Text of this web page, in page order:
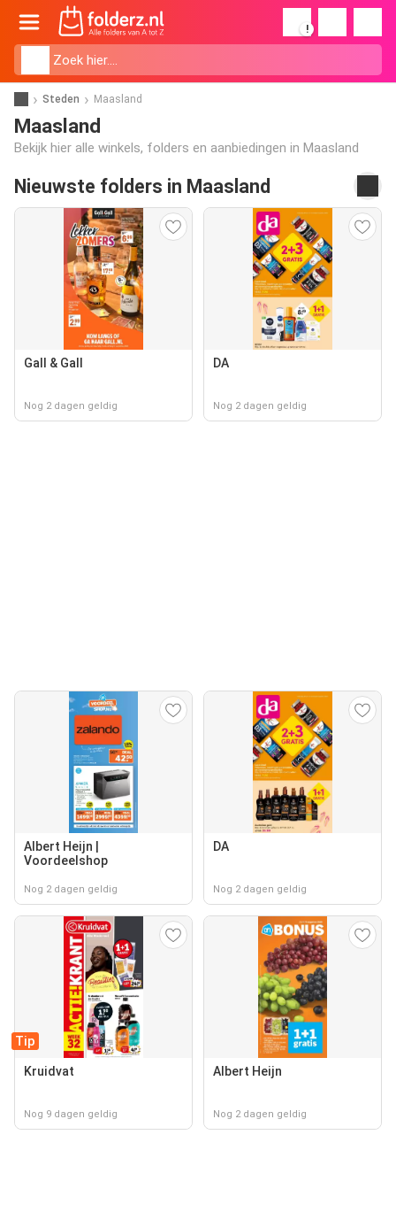
!
Steden Maasland
Maasland
Bekijk hier alle winkels, folders en aanbiedingen in Maasland
Nieuwste folders in Maasland
Gall & Gall
Nog 2 dagen geldig
DA
Nog 2 dagen geldig
Albert Heijn |
Voordeelshop
Nog 2 dagen geldig
DA
Nog 2 dagen geldig
Tip
Kruidvat
Nog 9 dagen geldig
Albert Heijn
Nog 2 dagen geldig